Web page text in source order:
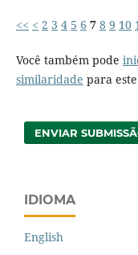
<< < 2 3 4 5 6 7 8 9 10
Você também pode
similaridade para
ENVIAR
IDIOMA
English